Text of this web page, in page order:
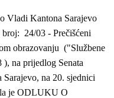
Vladi Kantona Sarajevo
24/03 - Prečišćeni
obrazovanju ("Službene
na prijedlog Senata
na 20. sjednici
je ODLUKU O